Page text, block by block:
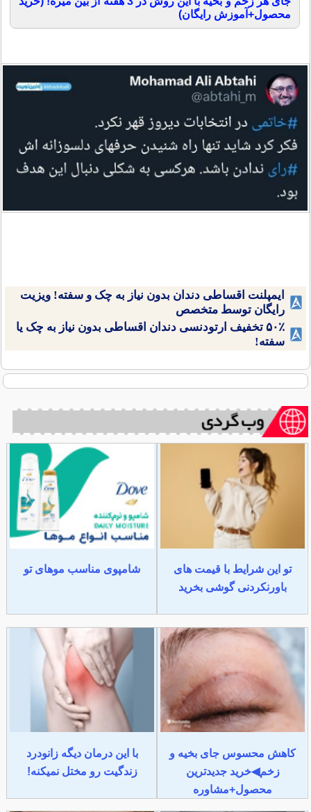
محصول+آموزش رایگان)
ایمپلنت اقساطی دندان بدون نیاز به چک و سفته! ویزیت
رایگان توسط متخصص
۵۰٪ تخفیف ارتودنسی دندان اقساطی بدون نیاز به چک یا
سفته!
تو این شرایط با قیمت های
باورنکردنی گوشی بخرید
شامپوی مناسب موهای تو
کاهش محسوس جای بخیه و
زخم◀خرید جدیدترین
محصول+مشاوره
با این درمان دیگه زانودرد
زندگیت رو مختل نمیکنه!